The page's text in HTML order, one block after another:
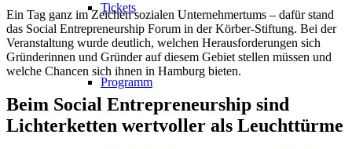
Tickets
Programm
Ein Tag ganz im Zeichen sozialen Unternehmertums – dafür stand
das Social Entrepreneurship Forum in der Körber-Stiftung. Bei der
Veranstaltung wurde deutlich, welchen Herausforderungen sich
Gründerinnen und Gründer auf diesem Gebiet stellen müssen und
welche Chancen sich ihnen in Hamburg bieten.
Beim Social Entrepreneurship sind
Lichterketten wertvoller als Leuchttürme